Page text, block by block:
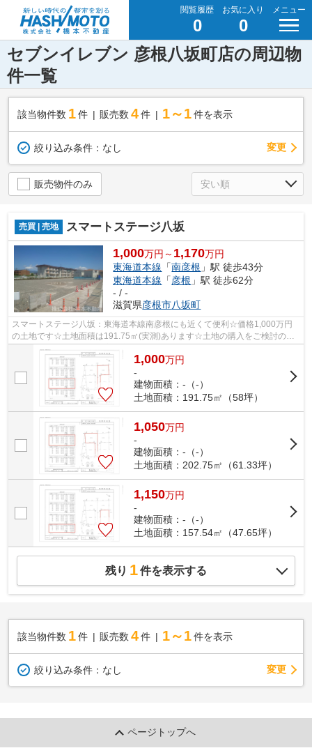
閲覧履歴
0
お気に入り
0
メニュー
セブンイレブン 彦根八坂町店の周辺物
件一覧
該当物件数 1件 販売数 4 件 1～1 件を表示
絞り込み条件： なし 変更
販売物件のみ
売買 | 売地 スマートステージ八坂
1,000万円～ 1,170万円
東海道本線 「南彦根 」駅 徒歩43分
東海道本線 「彦根 」駅 徒歩62分
- / -
滋賀県彦根市八坂町
スマートステージ八坂：東海道本線南彦根にも近くて便利☆価格1,000万円
の土地です☆土地面積は191.75㎡(実測)あります☆土地の購入をご検討の方
にオススメの売地です☆彦根市でマイホーム...
1,000万円
-
建物面積：-（-）
土地面積：191.75㎡（58坪）
1,050万円
-
建物面積：-（-）
土地面積：202.75㎡（61.33坪）
1,150万円
-
建物面積：-（-）
土地面積：157.54㎡（47.65坪）
残り 1件を表示する
該当物件数 1件 販売数 4 件 1～1 件を表示
絞り込み条件： なし 変更
ページトップへ